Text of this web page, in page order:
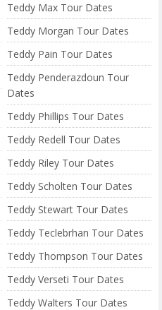
Teddy Max Tour Dates
Teddy Morgan Tour Dates
Teddy Pain Tour Dates
Teddy Penderazdoun Tour
Dates
Teddy Phillips Tour Dates
Teddy Redell Tour Dates
Teddy Riley Tour Dates
Teddy Scholten Tour Dates
Teddy Stewart Tour Dates
Teddy Teclebrhan Tour Dates
Teddy Thompson Tour Dates
Teddy Verseti Tour Dates
Teddy Walters Tour Dates